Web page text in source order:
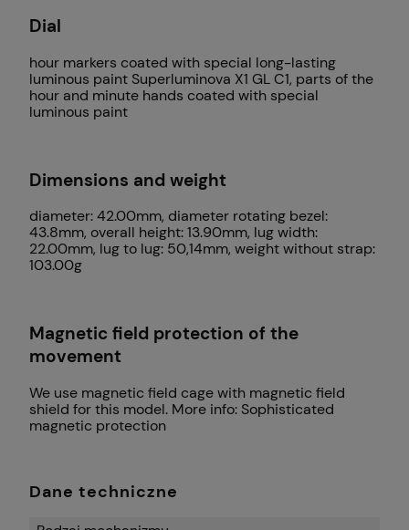
Dial
hour markers coated with special long-lasting
luminous paint Superluminova X1 GL C1, parts of the
hour and minute hands coated with special
luminous paint
Dimensions and weight
diameter: 42.00mm, diameter rotating bezel:
43.8mm, overall height: 13.90mm, lug width:
22.00mm, lug to lug: 50,14mm, weight without strap:
103.00g
Magnetic field protection of the
movement
We use magnetic field cage with magnetic field
shield for this model. More info: Sophisticated
magnetic protection
Dane techniczne